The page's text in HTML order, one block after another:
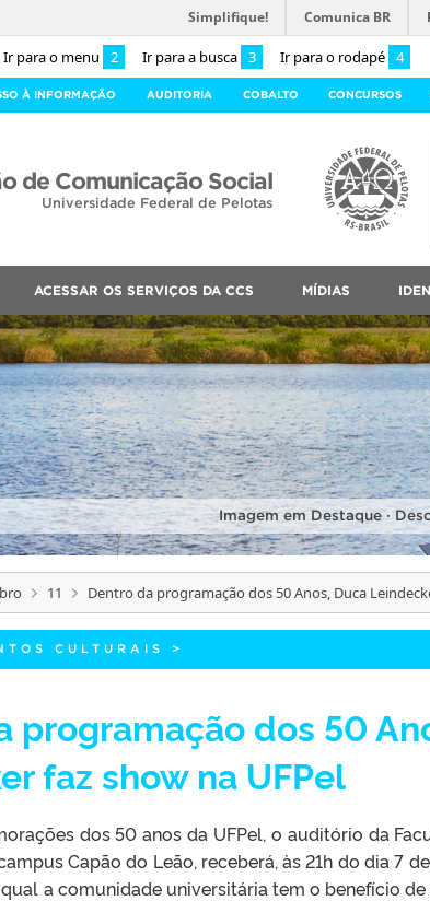
Ir para o menu 2 Ir para a busca 3 Ir para o rodapé 4
Simplifique! Comunica BR
À INFORMAÇÃO AUDITORIA COBALTO CONCURSOS
de Comunicação Social
Universidade Federal de Pelotas
ACESSAR OS SERVIÇOS DA CCS MÍDIAS
Imagem em Destaque ·
11 Dentro da programação dos 50 Anos, Duca
CULTURAIS >
programação dos 50
faz show na UFPel
dos 50 anos da UFPel, o auditório da
Capão do Leão, receberá, às 21h do dia 7
qual a comunidade universitária tem o benefício